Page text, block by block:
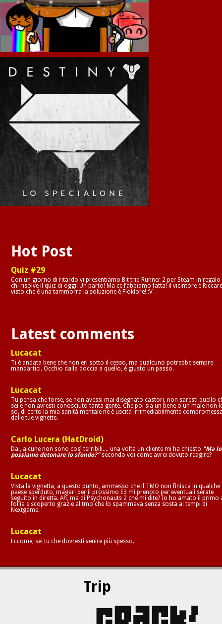
Hot Post
Quiz #29
Con un giorno di ritardo vi presentiamo Bit trip Runner 2 per Steam in regalo
chi risolve il quiz di oggi! Un parto! Ma ce l’abbiamo fatta! il vicintore è
visto che è una tammorra la soluzione è Floklore! :V
Latest comments
Lucacat
Ti è andata bene che non eri sotto il cesso, ma qualcuno potrebbe sempre
mandartici. Occhio dalla doccia a quello, è giusto un passo.
Lucacat
Tu pensa che forse, se non avessi mai disegnato castori, non saresti quello
sei e non avresti conosciuto tanta gente. Che poi sia un bene o un male non
so, di certo la mia sanità mentale ne è uscita irrimediabilmente
dalle tue vignette.
Carlo Lucera (HatDroid)
Dai, alcune non sono così terribili.... una volta un cliente mi ha chiesto "Ma lo
possiamo detonare lo sfondo?"secondo voi come avrei dovuto reagire?
Lucacat
Vista la vignetta, a questo punto, ammesso che il TMO non finisca in qualche
paese sperduto, magari per il prossimo E3 mi prenoto per eventuali serate
seguito in diretta. Ah, ma di Psychonauts 2 che mi dite? Io ho amato il primo
follia e scoperto grazie al tmo che lo spammava senza sosta ai tempi di
Nextgame.
Lucacat
Eccome, sei tu che dovresti venire più spesso.
Trip